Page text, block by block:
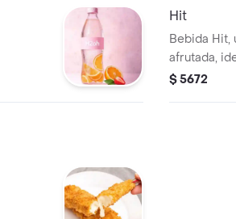
Hit
Bebida Hit,
afrutada,
momento
$ 5672